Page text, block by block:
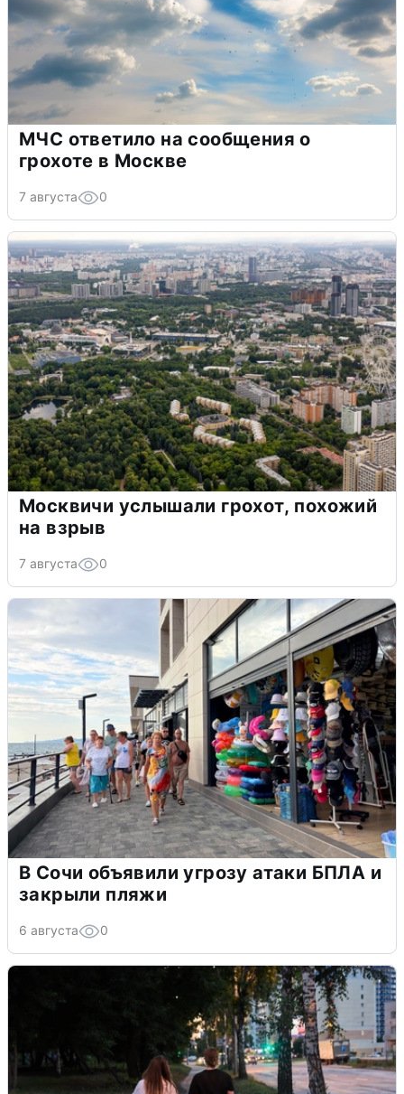
МЧС ответило на сообщения о
грохоте в Москве
7 августа 0
Москвичи услышали грохот, похожий
на взрыв
7 августа 0
В Сочи объявили угрозу атаки БПЛА и
закрыли пляжи
6 августа 0